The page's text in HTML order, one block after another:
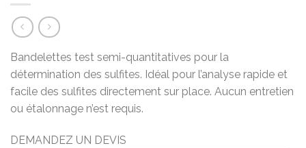
Bandelettes test semi-quantitatives pour la
détermination des sulfites. Idéal pour l’analyse rapide et
facile des sulfites directement sur place. Aucun entretien
ou étalonnage n’est requis.
DEMANDEZ UN DEVIS